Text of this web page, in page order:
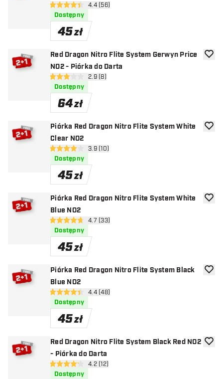
otwórz panel recenzji
4.4 gwiazdki oceny
4.4 (56)
Dostępny
45zł
Red Dragon Nitro Flite System Gerwyn Price
NO2 - Piórka do Darta
otwórz panel recenzji
2.9 gwiazdki oceny
2.9 (8)
Dostępny
64zł
Piórka Red Dragon Nitro Flite System White
Clear NO2
otwórz panel recenzji
3.9 gwiazdki oceny
3.9 (10)
Dostępny
45zł
Piórka Red Dragon Nitro Flite System White
Blue NO2
otwórz panel recenzji
4.7 gwiazdki oceny
4.7 (33)
Dostępny
45zł
Piórka Red Dragon Nitro Flite System Black
Blue NO2
otwórz panel recenzji
4.4 gwiazdki oceny
4.4 (48)
Dostępny
45zł
Red Dragon Nitro Flite System Black Red NO2
- Piórka do Darta
otwórz panel recenzji
4.2 gwiazdki oceny
4.2 (12)
Dostępny